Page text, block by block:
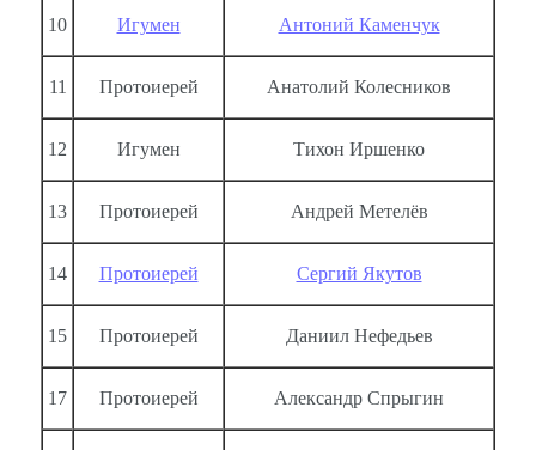
10 Игумен Антоний Каменчук
11 Протоиерей Анатолий Колесников
12 Игумен Тихон Иршенко
13 Протоиерей Андрей Метелёв
14 Протоиерей Сергий Якутов
15 Протоиерей Даниил Нефедьев
17 Протоиерей Александр Спрыгин